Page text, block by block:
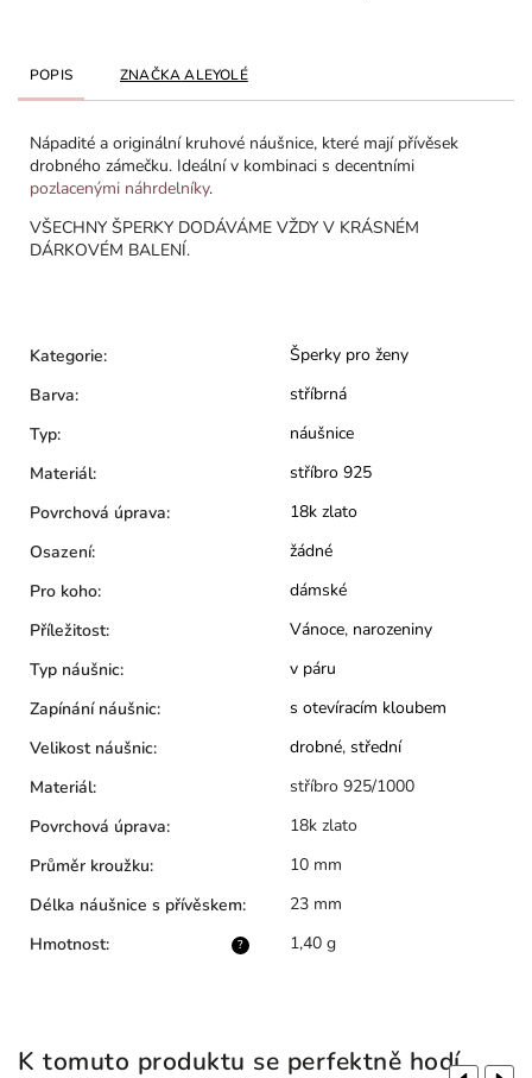
POPIS ZNAČKAALEYOLÉ
Nápadité a originální kruhové náušnice, které mají přívěsek
drobného zámečku. Ideální v kombinaci s decentními
pozlacenými náhrdelníky.
VŠECHNY ŠPERKY DODÁVÁME VŽDY V KRÁSNÉM
DÁRKOVÉM BALENÍ.
Kategorie:
Šperky pro ženy
Barva:
stříbrná
Typ:
náušnice
Materiál:
stříbro 925
Povrchová úprava:
18k zlato
Osazení:
žádné
Pro koho:
dámské
Příležitost: Vánoce, narozeniny
Typ náušnic:
v páru
Zapínání náušnic:
s otevíracím kloubem
Velikost náušnic: drobné, střední
Materiál:
stříbro 925/1000
Povrchová úprava:
18k zlato
Průměr kroužku:
10 mm
Délka náušnice s přívěskem: 23 mm
?
Hmotnost: 1,40 g
K tomuto produktu se perfektně hodí